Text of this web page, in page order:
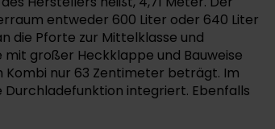
entweder 600 Liter oder 640 Liter
die Pforte zur Mittelklasse und
mit großer Heckklappe und Bauweise
Kombi nur 63 Zentimeter beträgt. Im
Durchladefunktion integriert. Ebenfalls